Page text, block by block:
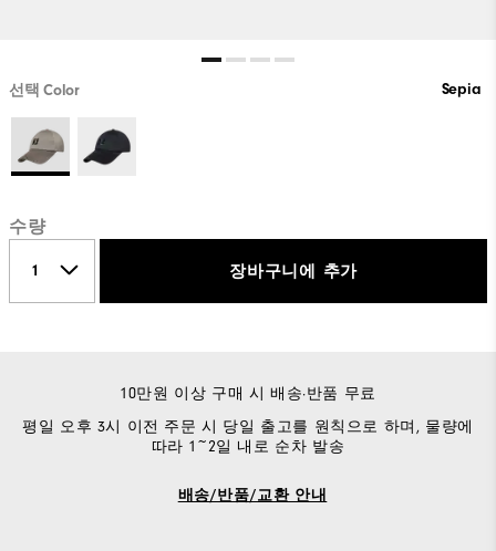
선택 Color Sepia
수량
장바구니에 추가
10만원 이상 구매 시 배송·반품 무료
평일 오후 3시 이전 주문 시 당일 출고를 원칙으로 하며, 물량에
따라 1~2일 내로 순차 발송
배송/반품/교환 안내